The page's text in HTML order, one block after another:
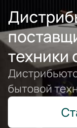
техники
бытовой